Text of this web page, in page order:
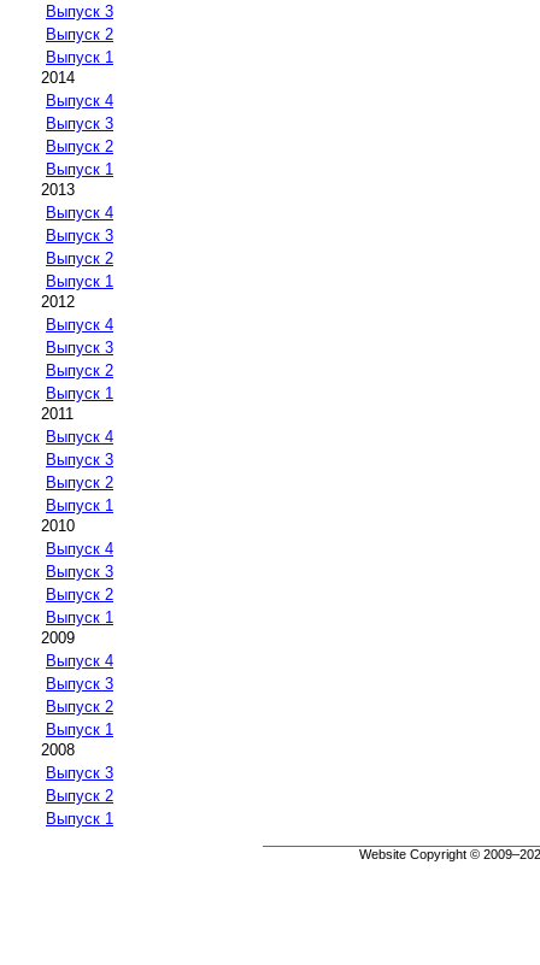
Выпуск 3
Выпуск 2
Выпуск 1
2014
Выпуск 4
Выпуск 3
Выпуск 2
Выпуск 1
2013
Выпуск 4
Выпуск 3
Выпуск 2
Выпуск 1
2012
Выпуск 4
Выпуск 3
Выпуск 2
Выпуск 1
2011
Выпуск 4
Выпуск 3
Выпуск 2
Выпуск 1
2010
Выпуск 4
Выпуск 3
Выпуск 2
Выпуск 1
2009
Выпуск 4
Выпуск 3
Выпуск 2
Выпуск 1
2008
Выпуск 3
Выпуск 2
Выпуск 1
Website Copyright ©